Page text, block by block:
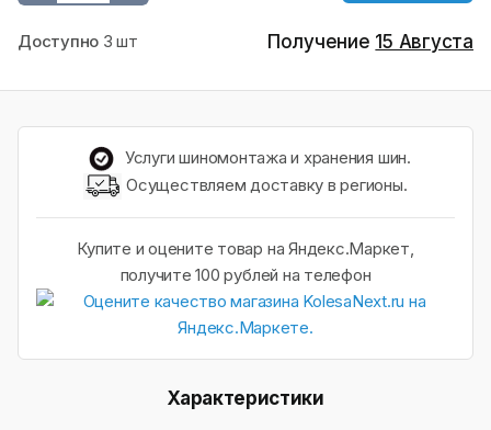
Доступно 3 шт Получение 15 Августа
Услуги шиномонтажа и хранения шин.
Осуществляем доставку в регионы.
Купите и оцените товар на Яндекс.Маркет,
получите 100 рублей на телефон
Характеристики